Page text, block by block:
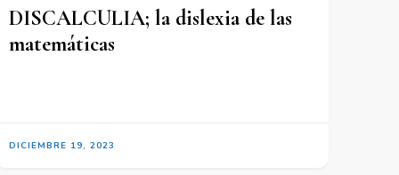
DISCALCULIA; la dislexia de las
matemáticas
DICIEMBRE 19, 2023